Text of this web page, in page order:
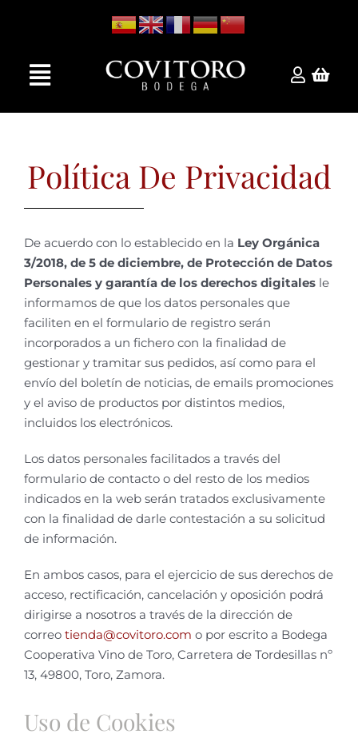
Toggle
Navigation
La Bodega
VIñedos
Contacto
Política De Privacidad
De acuerdo con lo establecido en la Ley Orgánica
3/2018, de 5 de diciembre, de Protección de Datos
Personales y garantía de los derechos digitalesle
informamos de que los datos personales que
faciliten en el formulario de registro serán
incorporados a un fichero con la finalidad de
gestionar y tramitar sus pedidos, así como para el
envío del boletín de noticias, de emails promociones
y el aviso de productos por distintos medios,
incluidos los electrónicos.
Los datos personales facilitados a través del
formulario de contacto o del resto de los medios
indicados en la web serán tratados exclusivamente
con la finalidad de darle contestación a su solicitud
de información.
En ambos casos, para el ejercicio de sus derechos de
acceso, rectificación, cancelación y oposición podrá
dirigirse a nosotros a través de la dirección de
correo tienda@covitoro.com o por escrito a Bodega
Cooperativa Vino de Toro, Carretera de Tordesillas nº
13, 49800, Toro, Zamora.
Uso de Cookies